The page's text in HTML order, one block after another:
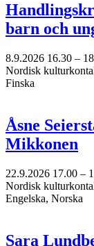
barn och
8.9.2026 16.30 –
Nordisk
Finska
Åsne
Mikkonen
22.9.2026 17.00 –
Nordisk
Engelska, Norska
Sara